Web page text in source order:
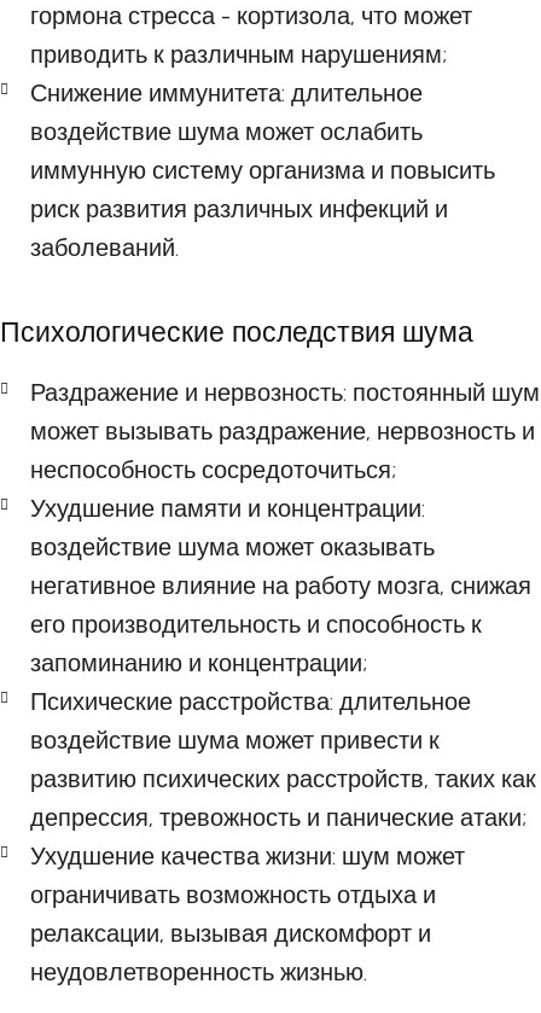
гормона стресса - кортизола, что может
приводить к различным нарушениям;
Снижение иммунитета: длительное
воздействие шума может ослабить
иммунную систему организма и повысить
риск развития различных инфекций и
заболеваний.
Психологические последствия шума
Раздражение и нервозность: постоянный шум
может вызывать раздражение, нервозность и
неспособность сосредоточиться;
Ухудшение памяти и концентрации:
воздействие шума может оказывать
негативное влияние на работу мозга, снижая
его производительность и способность к
запоминанию и концентрации;
Психические расстройства: длительное
воздействие шума может привести к
развитию психических расстройств, таких как
депрессия, тревожность и панические атаки;
Ухудшение качества жизни: шум может
ограничивать возможность отдыха и
релаксации, вызывая дискомфорт и
неудовлетворенность жизнью.